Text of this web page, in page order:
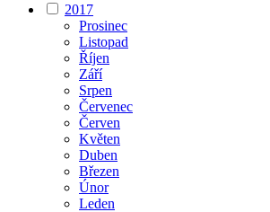
2017
Prosinec
Listopad
Říjen
Září
Srpen
Červenec
Červen
Květen
Duben
Březen
Únor
Leden